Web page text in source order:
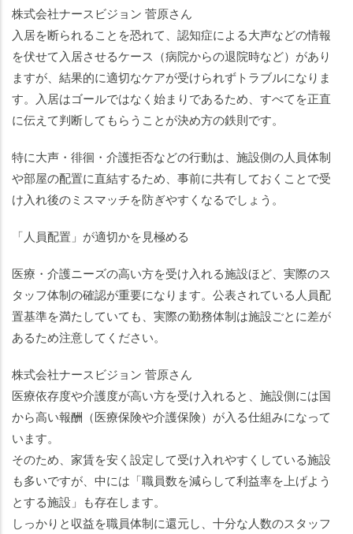
株式会社ナースビジョン 菅原さん
入居を断られることを恐れて、認知症による大声などの情報
を伏せて入居させるケース（病院からの退院時など）があり
ますが、結果的に適切なケアが受けられずトラブルになりま
す。入居はゴールではなく始まりであるため、すべてを正直
に伝えて判断してもらうことが決め方の鉄則です。
特に大声・徘徊・介護拒否などの行動は、施設側の人員体制
や部屋の配置に直結するため、事前に共有しておくことで受
け入れ後のミスマッチを防ぎやすくなるでしょう。
「人員配置」が適切かを見極める
医療・介護ニーズの高い方を受け入れる施設ほど、実際のス
タッフ体制の確認が重要になります。公表されている人員配
置基準を満たしていても、実際の勤務体制は施設ごとに差が
あるため注意してください。
株式会社ナースビジョン 菅原さん
医療依存度や介護度が高い方を受け入れると、施設側には国
から高い報酬（医療保険や介護保険）が入る仕組みになって
います。
そのため、家賃を安く設定して受け入れやすくしている施設
も多いですが、中には「職員数を減らして利益率を上げよう
とする施設」も存在します。
しっかりと収益を職員体制に還元し、十分な人数のスタッフ